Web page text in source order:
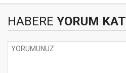
HABERE YORUM KAT